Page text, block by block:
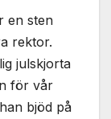
en sten
rektor.
julskjorta
för vår
bjöd på